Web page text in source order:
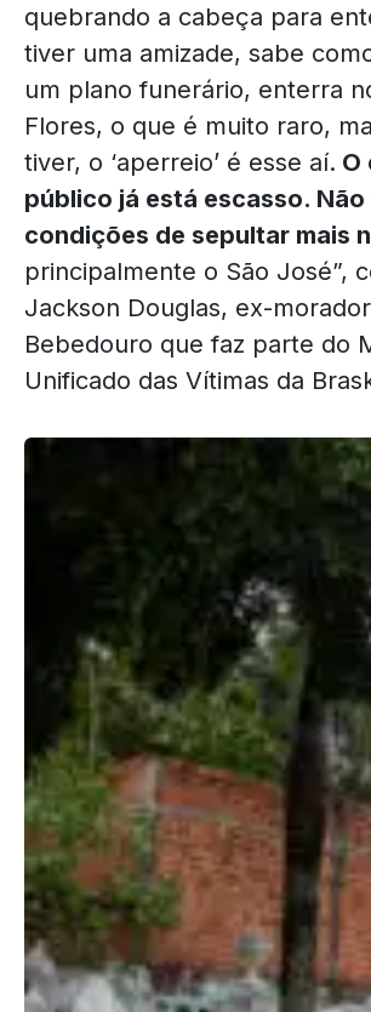
quebrando a cabeça para
tiver uma amizade, sabe
um plano funerário, enterra
Flores, o que é muito raro,
tiver, o ‘aperreio’ é esse aí. O
público já está escasso. Não
condições de sepultar mais
principalmente o São José”,
Jackson Douglas, ex-
Bebedouro que faz parte do
Unificado das Vítimas da